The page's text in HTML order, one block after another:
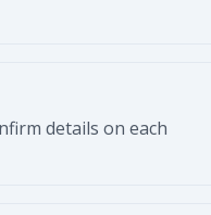
details on each